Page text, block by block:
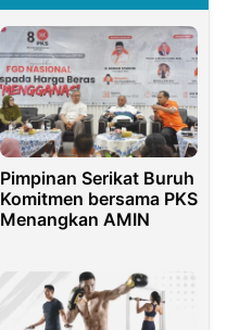
Pimpinan Serikat Buruh
Komitmen bersama PKS
Menangkan AMIN